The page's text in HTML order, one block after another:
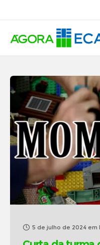
5 de julho de 2024 em